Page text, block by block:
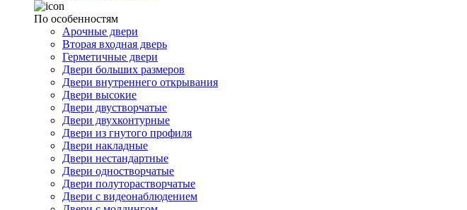
По особенностям
Арочные двери
Вторая входная дверь
Герметичные двери
Двери больших размеров
Двери внутреннего открывания
Двери высокие
Двери двустворчатые
Двери двухконтурные
Двери из гнутого профиля
Двери накладные
Двери нестандартные
Двери одностворчатые
Двери полуторастворчатые
Двери с видеонаблюдением